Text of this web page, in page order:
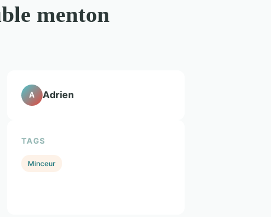
menton
A Adrien
TAGS
Minceur